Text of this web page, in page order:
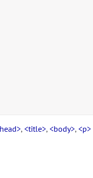
, <title>, <body>, <p>